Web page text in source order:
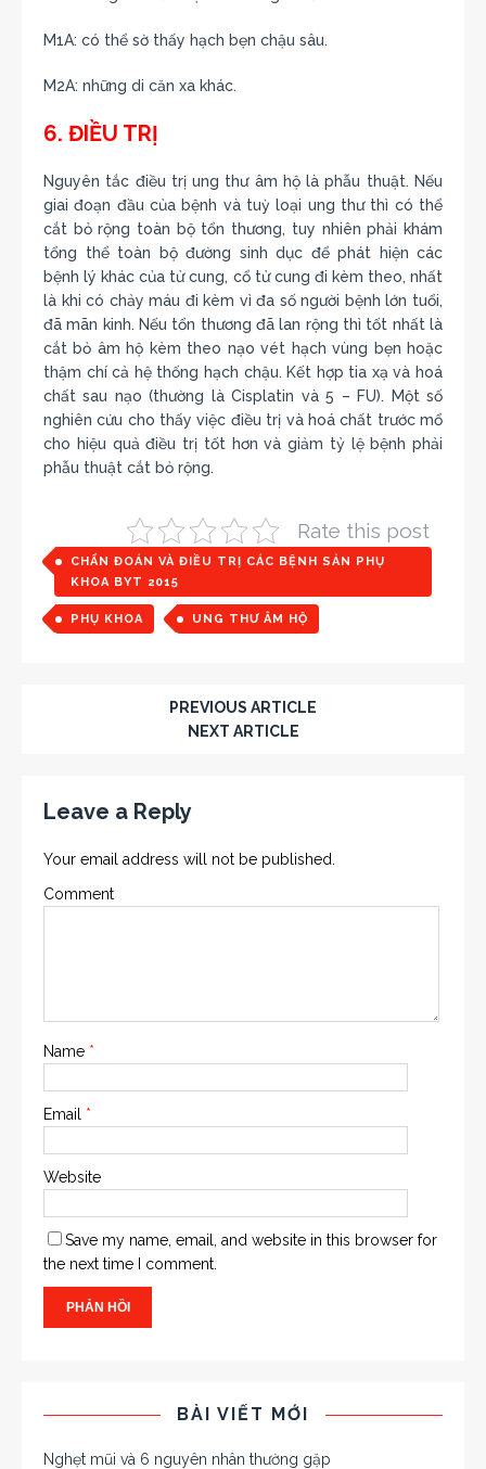
M1A: có thể sờ thấy hạch bẹn chậu sâu.
M2A: những di căn xa khác.
6. ĐIỀU TRỊ
Nguyên tắc điều trị ung thư âm hộ là phẫu thuật. Nếu
giai đoạn đầu của bệnh và tuỳ loại ung thư thì có thể
cắt bỏ rộng toàn bộ tổn thương, tuy nhiên phải khám
tổng thể toàn bộ đường sinh dục để phát hiện các
bệnh lý khác của tử cung, cổ tử cung đi kèm theo, nhất
là khi có chảy máu đi kèm vì đa số người bệnh lớn tuổi,
đã mãn kinh. Nếu tổn thương đã lan rộng thì tốt nhất là
cắt bỏ âm hộ kèm theo nạo vét hạch vùng bẹn hoặc
thậm chí cả hệ thống hạch chậu. Kết hợp tia xạ và hoá
chất sau nạo (thường là Cisplatin và 5 – FU). Một số
nghiên cứu cho thấy việc điều trị và hoá chất trước mổ
cho hiệu quả điều trị tốt hơn và giảm tỷ lệ bệnh phải
phẫu thuật cắt bỏ rộng.
Rate this post
CHẨN ĐOÁN VÀ ĐIỀU TRỊ CÁC BỆNH SẢN PHỤ
KHOA BYT 2015
PHỤ KHOA UNG THƯ ÂM HỘ
PREVIOUS ARTICLE
NEXT ARTICLE
Leave a Reply
Your email address will not be published.
Comment
Name *
Email *
Website
Save my name, email, and website in this browser for
the next time I comment.
BÀI VIẾT MỚI
Nghẹt mũi và 6 nguyên nhân thường gặp